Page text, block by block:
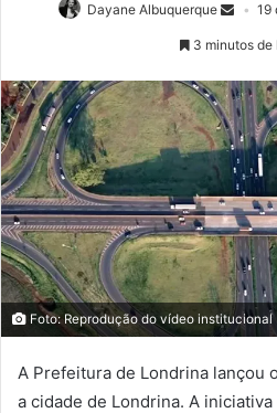
Dayane Albuquerque 19
3 minutos de
Foto: Reprodução do vídeo institucional
A Prefeitura de Londrina lançou
a cidade de Londrina. A